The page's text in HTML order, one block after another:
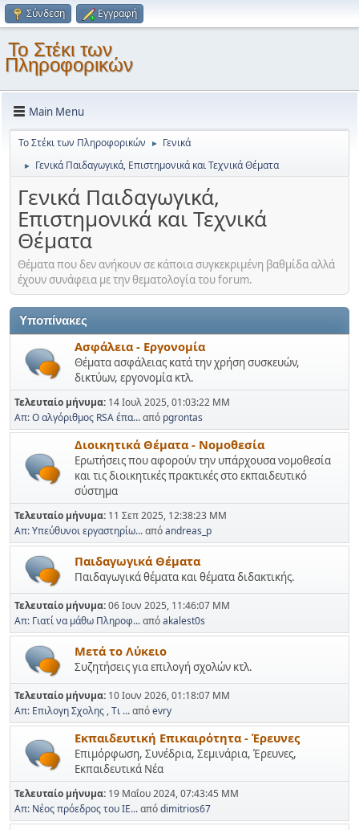
Σύνδεση Εγγραφή
Το Στέκι των
Πληροφορικών
Main Menu
Το Στέκι των Πληροφορικών ► Γενικά
► Γενικά Παιδαγωγικά, Επιστημονικά και Τεχνικά Θέματα
Γενικά Παιδαγωγικά,
Επιστημονικά και Τεχνικά
Θέματα
Θέματα που δεν ανήκουν σε κάποια συγκεκριμένη βαθμίδα αλλά
έχουν συνάφεια με την θεματολογία του forum.
Υποπίνακες
Ασφάλεια - Εργονομία
Θέματα ασφάλειας κατά την χρήση συσκευών,
δικτύων, εργονομία κτλ.
Τελευταίο μήνυμα: 14 Ιουλ 2025, 01:03:22 ΜΜ
Απ: Ο αλγόριθμος RSA έπα...από pgrontas
Διοικητικά Θέματα - Νομοθεσία
Ερωτήσεις που αφορούν την υπάρχουσα νομοθεσία
και τις διοικητικές πρακτικές στο εκπαιδευτικό
σύστημα
Τελευταίο μήνυμα: 11 Σεπ 2025, 12:38:23 ΜΜ
Απ: Υπεύθυνοι εργαστηρίω...απόandreas_p
Παιδαγωγικά Θέματα
Παιδαγωγικά θέματα και θέματα διδακτικής.
Τελευταίο μήνυμα:06 Ιουν 2025, 11:46:07 ΜΜ
Απ: Γιατί να μάθω Πληροφ...απόakalest0s
Μετά το Λύκειο
Συζητήσεις για επιλογή σχολών κτλ.
Τελευταίο μήνυμα: 10 Ιουν 2026, 01:18:07 ΜΜ
Απ: Επιλογη Σχολης , Τι ...απόevry
Εκπαιδευτική Επικαιρότητα - Έρευνες
Επιμόρφωση, Συνέδρια, Σεμινάρια, Έρευνες,
Εκπαιδευτικά Νέα
Τελευταίο μήνυμα: 19 Μαΐου 2024, 07:43:45 ΜΜ
Απ: Νέος πρόεδρος του ΙΕ...απόdimitrios67